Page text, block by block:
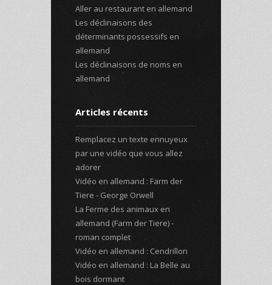
Aller au restaurant en allemand
Les déclinaisons des
déterminants possessifs en
allemand
Les déclinaisons de noms en
allemand
Articles récents
Remplacez un texte ennuyeux
par une vidéo que vous allez
adorer
Vidéo en allemand : Farm der
Tiere - George Orwell
La Ferme des animaux en
allemand (Farm der Tiere) -
roman complet
Vidéo en allemand : Cendrillon
Vidéo en allemand : La Belle au
bois dormant